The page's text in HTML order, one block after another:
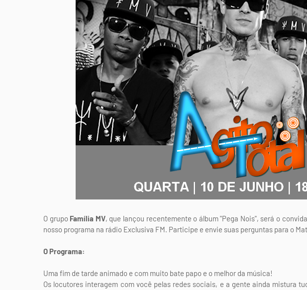
O grupo Família MV, que lançou recentemente o álbum "Pega Nois", será o
nosso programa na rádio Exclusiva FM. Participe e envie suas perguntas para o
O Programa:
Uma fim de tarde animado e com muito bate papo e o melhor da música!
Os locutores interagem com você pelas redes sociais, e a gente ainda mistura